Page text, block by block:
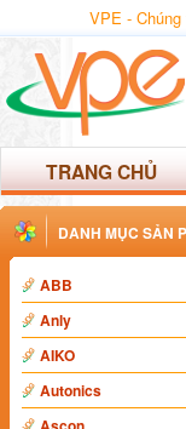
VPE -
TRANG CHỦ
DANH MỤC SẢN
ABB
Anly
AIKO
Autonics